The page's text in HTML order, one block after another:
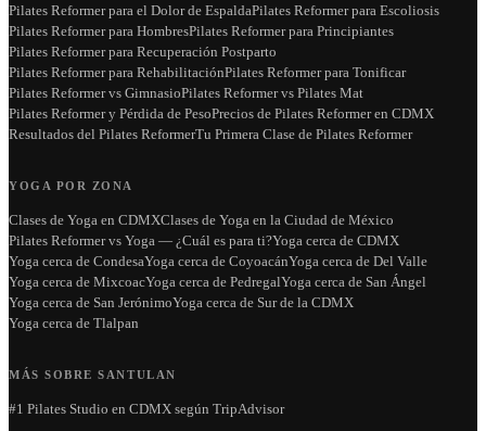
Pilates Reformer para el Dolor de EspaldaPilates Reformer para Escoliosis
Pilates Reformer para HombresPilates Reformer para Principiantes
Pilates Reformer para Recuperación Postparto
Pilates Reformer para RehabilitaciónPilates Reformer para Tonificar
Pilates Reformer vs GimnasioPilates Reformer vs Pilates Mat
Pilates Reformer y Pérdida de PesoPrecios de Pilates Reformer en CDMX
Resultados del Pilates ReformerTu Primera Clase de Pilates Reformer
YOGA POR ZONA
Clases de Yoga en CDMXClases de Yoga en la Ciudad de México
Pilates Reformer vs Yoga — ¿Cuál es para ti?Yoga cerca de CDMX
Yoga cerca de CondesaYoga cerca de CoyoacánYoga cerca de Del Valle
Yoga cerca de MixcoacYoga cerca de PedregalYoga cerca de San Ángel
Yoga cerca de San JerónimoYoga cerca de Sur de la CDMX
Yoga cerca de Tlalpan
MÁS SOBRE SANTULAN
#1 Pilates Studio en CDMX según TripAdvisor